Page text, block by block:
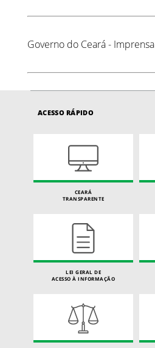
Governo do Ceará - Imprensa
ACESSO RÁPIDO
CEARÁ
TRANSPARENTE
LEI GERAL DE
ACESSO À INFORMAÇÃO